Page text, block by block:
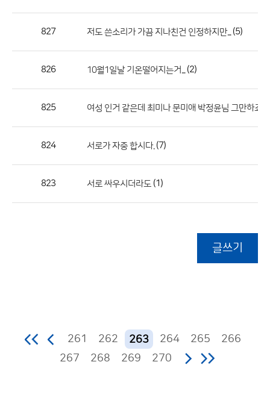
공
827 저도 쓴소리가 가끔 지나친건 인정하지만... (5)
826 10월1일날 기온떨어지는거... (2)
825 여성 인거 같은데 최미나 문미애 박정윤님 그만하죠
824 서로가 자중 합시다. (7)
823 서로 싸우시더라도 (1)
글쓰기
261 262 263 264 265
266
267
268 269 270